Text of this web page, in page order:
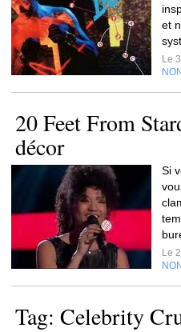
et
Le
20 Feet From
décor
Si
Le
Tag: Celebrity